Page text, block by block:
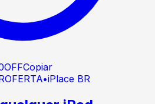
Copiar
OFERTA•iPlace BR